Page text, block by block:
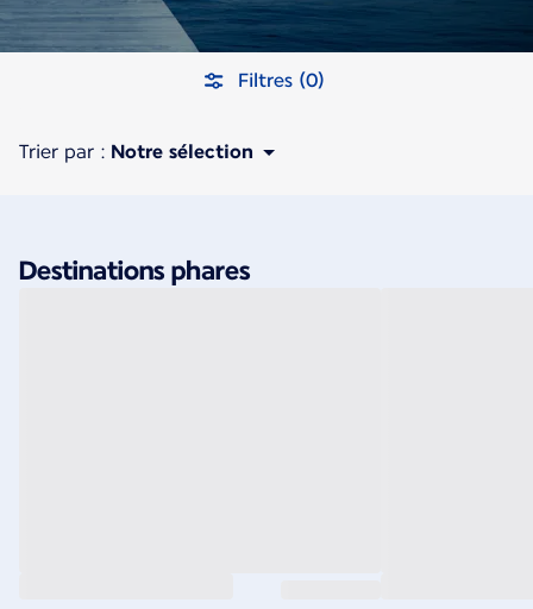
Filtres (0)
Trier par : Notre sélection
Destinations phares